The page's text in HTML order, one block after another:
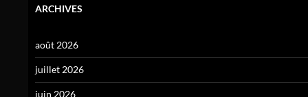
ARCHIVES
août 2026
juillet 2026
juin 2026